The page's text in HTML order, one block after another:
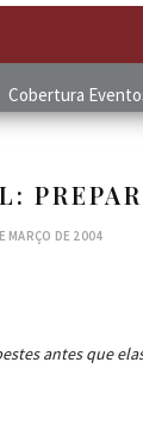
Cobertura
MARÇO DE 2004
antes que